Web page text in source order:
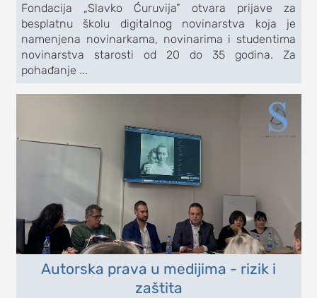
Fondacija „Slavko Ćuruvija” otvara prijave za
besplatnu školu digitalnog novinarstva koja je
namenjena novinarkama, novinarima i studentima
novinarstva starosti od 20 do 35 godina. Za
pohađanje ...
Autorska prava u medijima - rizik i
zaštita